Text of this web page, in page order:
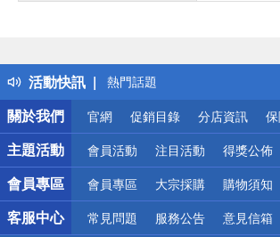
活動快訊
得獎公告
熱門話題
銀行優惠
偏遠地區配送
詐騙網頁！請小心！
關於我們
官網 促銷目錄 分店資訊
主題活動 會員活動 注目活動 得獎公佈
會員專區 會員專區 大宗採購 購物須知
客服中心 常見問題 服務公告 意見信箱